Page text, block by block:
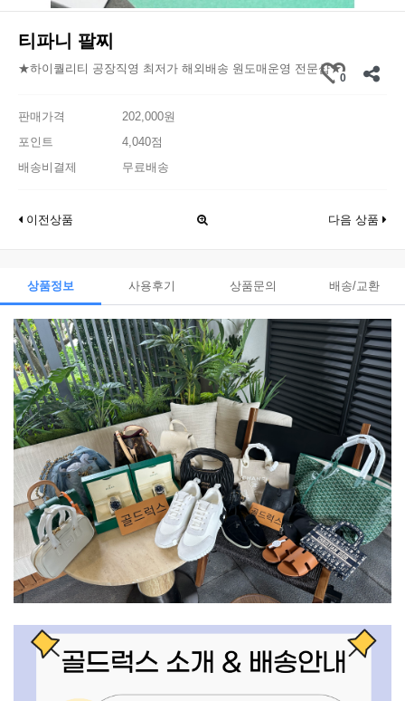
티파니 팔찌
★하이퀄리티 공장직영 최저가 해외배송 원도매운영 전문샵★
0
판매가격
202,000원
포인트
4,040점
배송비결제
무료배송
이전상품 다음 상품
상품정보 사용후기 상품문의 배송/교환